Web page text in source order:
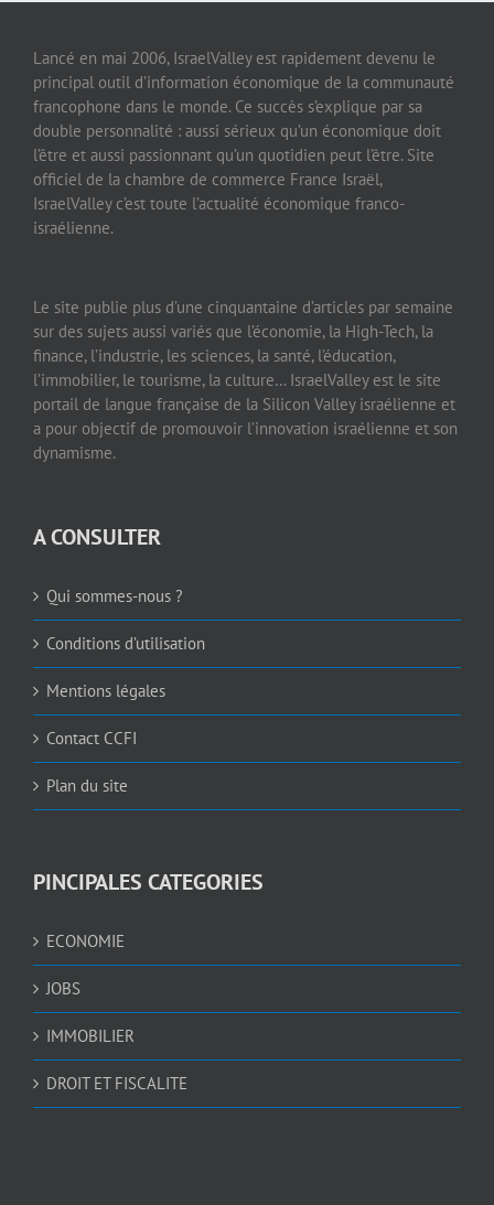
Lancé en mai 2006, IsraelValley est rapidement devenu le
principal outil d’information économique de la communauté
francophone dans le monde. Ce succès s’explique par sa
double personnalité : aussi sérieux qu’un économique doit
l’être et aussi passionnant qu’un quotidien peut l’être. Site
officiel de la chambre de commerce France Israël,
IsraelValley c’est toute l’actualité économique franco-
israélienne.
Le site publie plus d’une cinquantaine d’articles par semaine
sur des sujets aussi variés que l’économie, la High-Tech, la
finance, l’industrie, les sciences, la santé, l’éducation,
l’immobilier, le tourisme, la culture… IsraelValley est le site
portail de langue française de la Silicon Valley israélienne et
a pour objectif de promouvoir l’innovation israélienne et son
dynamisme.
A CONSULTER
Qui sommes-nous ?
Conditions d’utilisation
Mentions légales
Contact CCFI
Plan du site
PINCIPALES CATEGORIES
ECONOMIE
JOBS
IMMOBILIER
DROIT ET FISCALITE